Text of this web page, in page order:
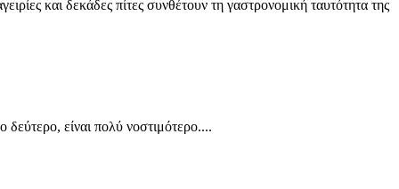
και δεκάδες πίτες συνθέτουν τη γαστρονομική ταυτότητα της
δεύτερο, είναι πολύ νοστιμότερο....